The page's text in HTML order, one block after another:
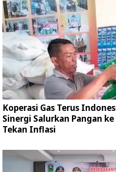
Koperasi Gas Terus
Sinergi Salurkan Pangan
Tekan Inflasi